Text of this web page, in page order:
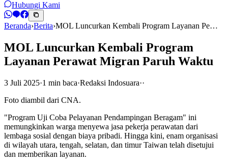
Hubungi Kami
Beranda›Berita›MOL Luncurkan Kembali Program Layanan Pe…
MOL Luncurkan Kembali Program
Layanan Perawat Migran Paruh Waktu
3 Juli 2025·1 min baca·Redaksi Indosuara··
Foto diambil dari CNA.
"Program Uji Coba Pelayanan Pendampingan Beragam" ini
memungkinkan warga menyewa jasa pekerja perawatan dari
lembaga sosial dengan biaya pribadi. Hingga kini, enam organisasi
di wilayah utara, tengah, selatan, dan timur Taiwan telah disetujui
dan memberikan layanan.